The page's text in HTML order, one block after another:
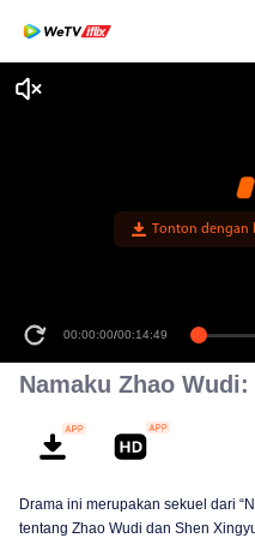
Tonton dengan
00:00:00/00:14:49
Namaku Zhao
Drama ini merupakan sekuel dari
tentang Zhao Wudi dan Shen